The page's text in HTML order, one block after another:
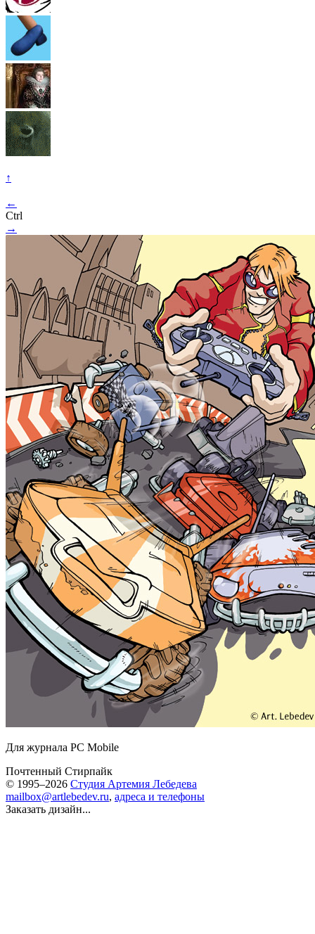
↑
←
Ctrl
→
Для журнала PC Mobile
Почтенный Стирпайк
© 1995–2026 Студия Артемия Лебедева
mailbox@artlebedev.ru, адреса и телефоны
Заказать дизайн...